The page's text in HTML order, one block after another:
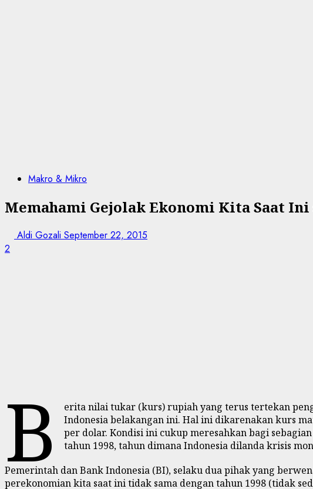
Makro & Mikro
Memahami Gejolak Ekonomi Kita Saat
Aldi Gozali September 22, 2015
2
B
erita nilai tukar (kurs) rupiah yang terus tertekan
Indonesia belakangan ini. Hal ini dikarenakan kurs
per dolar. Kondisi ini cukup meresahkan bagi
tahun 1998, tahun dimana Indonesia dilanda krisis
Pemerintah dan Bank Indonesia (BI), selaku dua pihak yang
perekonomian kita saat ini tidak sama dengan tahun 1998 (tidak